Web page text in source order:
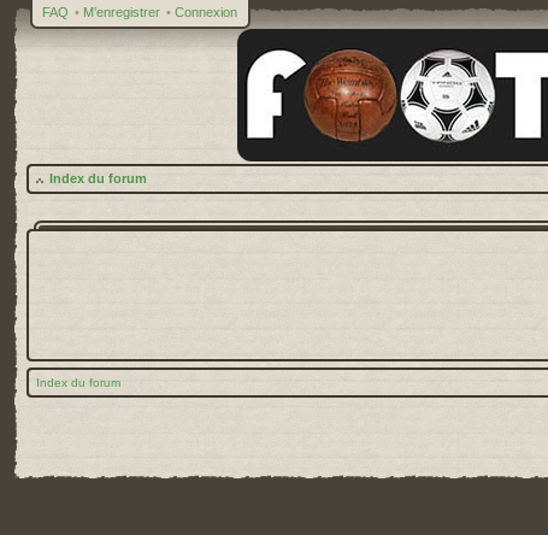
FAQ • M’enregistrer • Connexion
Index du forum
Index du forum